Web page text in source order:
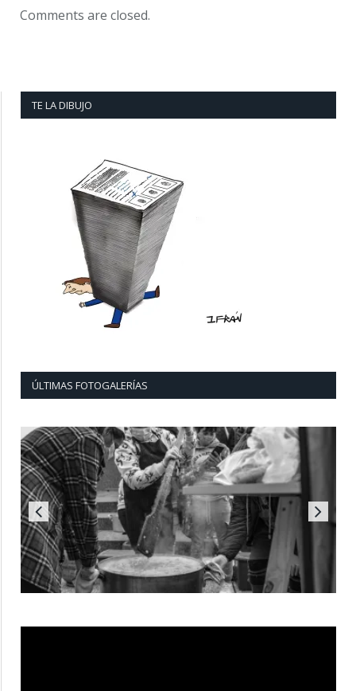
Comments are closed.
TE LA DIBUJO
ÚLTIMAS FOTOGALERÍAS